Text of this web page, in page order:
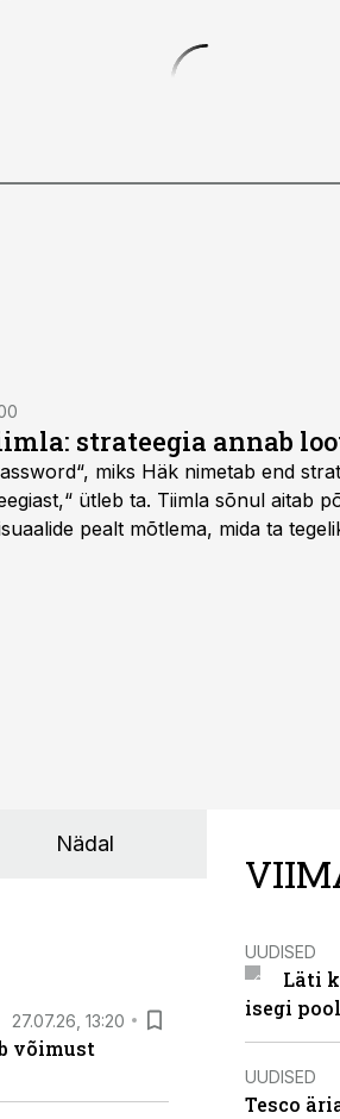
strateegia annab
miks Häk nimetab end
ütleb ta. Tiimla sõnul aitab
pealt mõtlema, mida ta
Nädal
27.07.26, 13:20
võimust
UUDISED
Läti
isegi
UUDISED
Tesco